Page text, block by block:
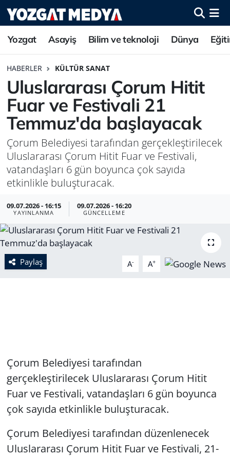
Yozgat Asayiş Bilim ve teknoloji Dünya
HABERLER KÜLTÜR SANAT
Uluslararası Çorum Hitit
Fuar ve Festivali 21
Temmuz'da başlayacak
Çorum Belediyesi tarafından gerçekleştirilecek
Uluslararası Çorum Hitit Fuar ve Festivali,
vatandaşları 6 gün boyunca çok sayıda
etkinlikle buluşturacak.
09.07.2026 - 16:15
YAYINLANMA
09.07.2026 - 16:20
GÜNCELLEME
Paylaş A- A+
Çorum Belediyesi tarafından
gerçekleştirilecek Uluslararası Çorum Hitit
Fuar ve Festivali, vatandaşları 6 gün boyunca
çok sayıda etkinlikle buluşturacak.
Çorum Belediyesi tarafından düzenlenecek
Uluslararası Çorum Hitit Fuar ve Festivali, 21-